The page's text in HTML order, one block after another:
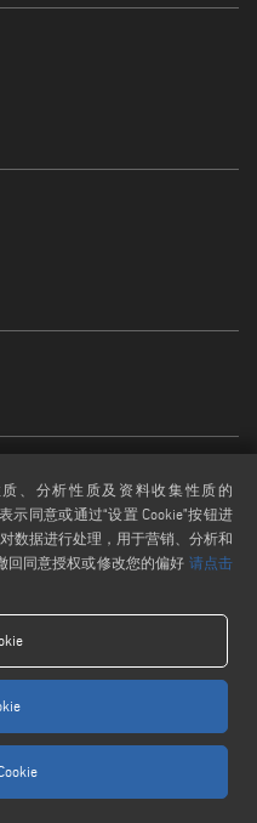
、分析性质及资料收集性质的
示同意或通过“设置 Cookie”按钮进
数据进行处理，用于营销、分析和
回同意授权或修改您的偏好 请点击